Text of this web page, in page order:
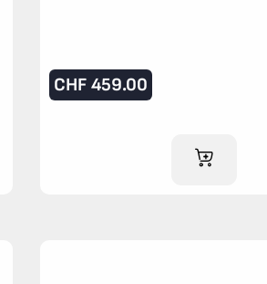
CHF 459.00
AJOUTER